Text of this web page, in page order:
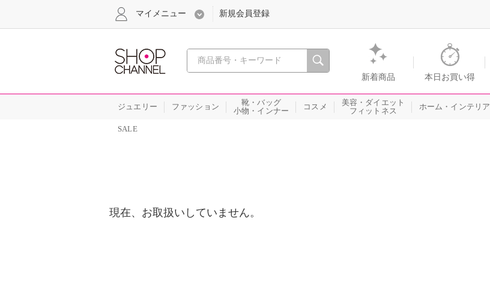
心おどる、瞬間を。通販・テレビショッピングのショップチャンネル
新着商品 本日お買い得
マイメニュー 新規会員登録
ジュエリー ファッション
靴・バッグ
小物・インナー
コスメ
美容・ダイエット
フィットネス
ホーム・インテリア
SALE
現在、お取扱いしていません。